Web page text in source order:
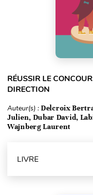
RÉUSSIR LE
DIRECTION
Auteur(s) : Delcroix
Julien, Dubar David,
Wajnberg Laurent
LIVRE